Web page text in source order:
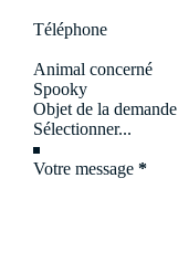
Téléphone
Animal concerné
Objet de la demande
Votre message *